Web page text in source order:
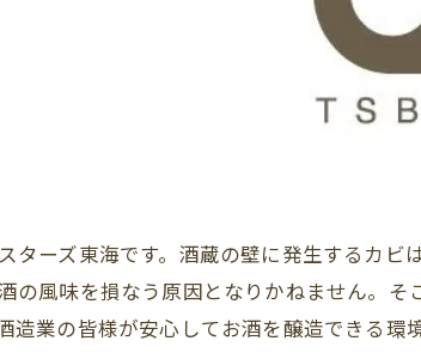
ターズ東海です。酒蔵の壁に発生するカ
の風味を損なう原因となりかねません。
造業の皆様が安心してお酒を醸造できる環